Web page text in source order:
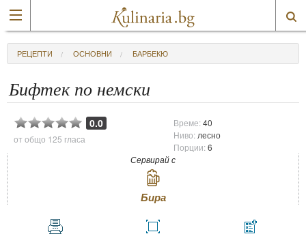
РЕЦЕПТИ ОСНОВНИ БАРБЕКЮ
Бифтек по немски
0.0
от общо 125 гласа
Време:40
Ниво: лесно
Порции:6
Сервирай с
Бира